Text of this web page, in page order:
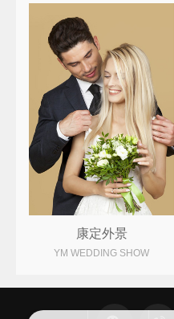
康定外景
YM WEDDING SHOW